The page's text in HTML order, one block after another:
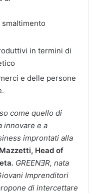
in termini di
e delle persone
come quello di
innovare e a
improntati alla
Head of
. GREENƎR, nata
Imprenditori
di intercettare